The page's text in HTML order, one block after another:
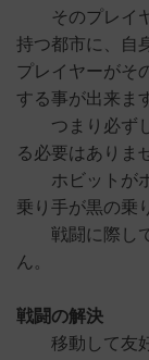
そのプレイヤ
持つ都市に、自
プレイヤーがそ
する事が出来ま
つまり必ずし
る必要はありま
ホビットがホ
乗り手が黒の乗
戦闘に際して
ん。
戦闘の解決
移動して友好